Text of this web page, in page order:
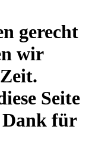
gerecht
wir
Seite
Dank für